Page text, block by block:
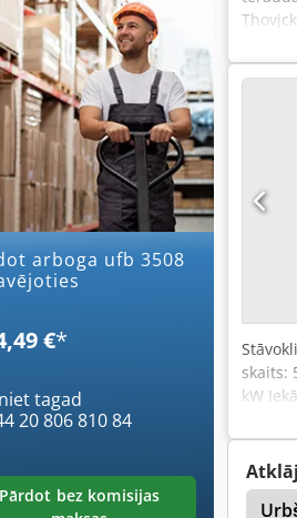
€*
tagad
20 806 810 84
pārdot bez komisijas
2700
skaits:
kW
Stabi Alzmetall Ab